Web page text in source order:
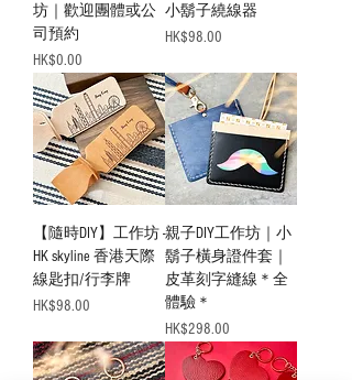
坊｜歡迎團體或公
司預約
Price
HK$0.00
小鬍子繞線器
Price
HK$98.00
【隨時DIY】工作坊 -
HK skyline 香港天際
線匙扣/行李牌
Price
HK$98.00
親子DIY工作坊｜小
鬍子橫身證件套｜
皮革刻字縫線＊全
體驗＊
Price
HK$298.00